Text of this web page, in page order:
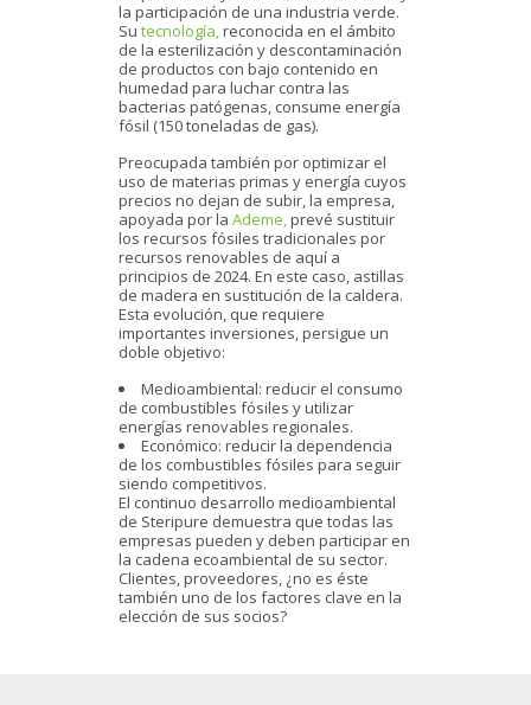
la participación de una industria verde.
Su tecnología,reconocida en el ámbito
de la esterilización y descontaminación
de productos con bajo contenido en
humedad para luchar contra las
bacterias patógenas, consume energía
fósil (150 toneladas de gas).
Preocupada también por optimizar el
uso de materias primas y energía cuyos
precios no dejan de subir, la empresa,
apoyada por la Ademe,prevé sustituir
los recursos fósiles tradicionales por
recursos renovables de aquí a
principios de 2024. En este caso, astillas
de madera en sustitución de la caldera.
Esta evolución, que requiere
importantes inversiones, persigue un
doble objetivo:
Medioambiental: reducir el consumo
de combustibles fósiles y utilizar
energías renovables regionales.
Económico: reducir la dependencia
de los combustibles fósiles para seguir
siendo competitivos.
El continuo desarrollo medioambiental
de Steripure demuestra que todas las
empresas pueden y deben participar en
la cadena ecoambiental de su sector.
Clientes, proveedores, ¿no es éste
también uno de los factores clave en la
elección de sus socios?